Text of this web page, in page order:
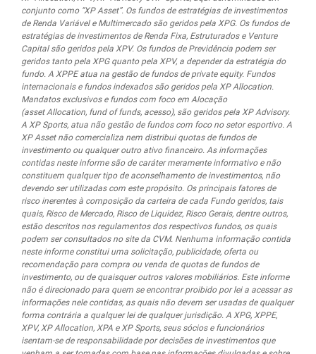
conjunto como “XP Asset”. Os fundos de estratégias de investimentos
de Renda Variável e Multimercado são geridos pela XPG. Os fundos de
estratégias de investimentos de Renda Fixa, Estruturados e Venture
Capital são geridos pela XPV. Os fundos de Previdência podem ser
geridos tanto pela XPG quanto pela XPV, a depender da estratégia do
fundo. A XPPE atua na gestão de fundos de private equity. Fundos
internacionais e fundos indexados são geridos pela XP Allocation.
Mandatos exclusivos e fundos com foco em Alocação
(asset Allocation, fund of funds, acesso), são geridos pela XP Advisory.
A XP Sports, atua não gestão de fundos com foco no setor esportivo. A
XP Asset não comercializa nem distribui quotas de fundos de
investimento ou qualquer outro ativo financeiro. As informações
contidas neste informe são de caráter meramente informativo e não
constituem qualquer tipo de aconselhamento de investimentos, não
devendo ser utilizadas com este propósito. Os principais fatores de
risco inerentes à composição da carteira de cada Fundo geridos, tais
quais, Risco de Mercado, Risco de Liquidez, Risco Gerais, dentre outros,
estão descritos nos regulamentos dos respectivos fundos, os quais
podem ser consultados no site da CVM. Nenhuma informação contida
neste informe constitui uma solicitação, publicidade, oferta ou
recomendação para compra ou venda de quotas de fundos de
investimento, ou de quaisquer outros valores mobiliários. Este informe
não é direcionado para quem se encontrar proibido por lei a acessar as
informações nele contidas, as quais não devem ser usadas de qualquer
forma contrária a qualquer lei de qualquer jurisdição. A XPG, XPPE,
XPV, XP Allocation, XPA e XP Sports, seus sócios e funcionários
isentam-se de responsabilidade por decisões de investimentos que